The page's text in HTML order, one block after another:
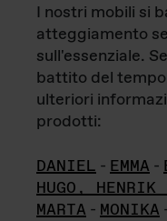
I nostri mobili si
atteggiamento
sull'essenziale.
battito del
ulteriori
prodotti:
DANIEL - EMMA -
HUGO,
MARTA - MONIKA